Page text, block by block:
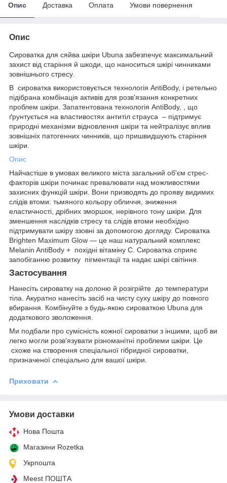
Опис Доставка Оплата Умови повернення
Опис
Сироватка для сяйва шкіри Ubuna забезпечує максимальний
захист від старіння й шкоди, що наноситься шкірі чинниками
зовнішнього стресу.
В сироватка використовується технологія AntiBody, і ретельно
підібрана комбінація активів для розв'язання конкретних
проблем шкіри. Запатентована технологія AntiBody, , що
ґрунтується на властивостях антитіл страуса – підтримує
природні механізми відновлення шкіри та нейтралізує вплив
зовнішніх патогенних чинників, що пришвидшують старіння
шкіри.
Опис
Найчастіше в умовах великого міста загальний об'єм стрес-
факторів шкіри починає превалювати над можливостями
захисних функцій шкіри. Вони призводять до прояву видимих
слідів втоми: тьмяного кольору обличчя, зниження
еластичності, дрібних зморшок, нерівного тону шкіри. Для
зменшення наслідків стресу та слідів втоми необхідно
підтримувати шкіру ззовні за допомогою догляду. Сироватка
Brighten Maximum Glow — це наш натуральний комплекс
Melanin AntiBody + похідні вітаміну С. Сироватка сприяє
запобіганню розвитку пігментації та надає шкірі світіння.
Застосування
Нанесіть сироватку на долоню й розігрійте до температури
тіла. Акуратно нанесіть засіб на чисту суху шкіру до повного
вбирання. Комбінуйте з будь-якою сироваткою Ubuna для
додаткового зволоження.
Ми подбали про сумісність кожної сироватки з іншими, щоб ви
легко могли розв'язувати різноманітні проблеми шкіри. Це
схоже на створення спеціальної гібридної сироватки,
призначеної спеціально для вашої шкіри.
Приховати
Умови доставки
Нова Пошта
Магазини Rozetka
Укрпошта
Meest ПОШТА